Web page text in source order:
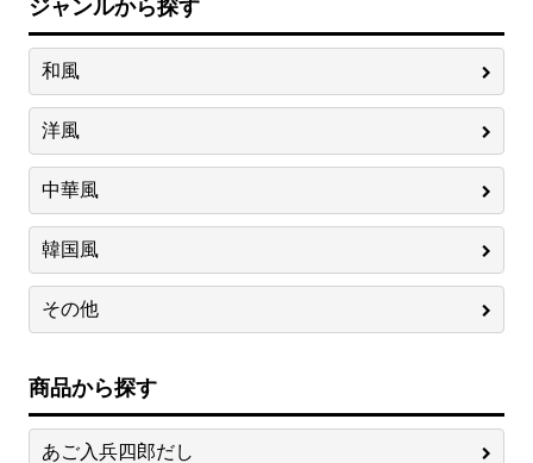
ジャンルから探す
和風
洋風
中華風
韓国風
その他
商品から探す
あご入兵四郎だし